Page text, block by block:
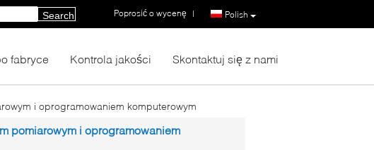
Polish
Poprosić o wycenę |
Search
fabryce Kontrola jakości Skontaktuj się z nami
i oprogramowaniem komputerowym
pomiarowym i oprogramowaniem